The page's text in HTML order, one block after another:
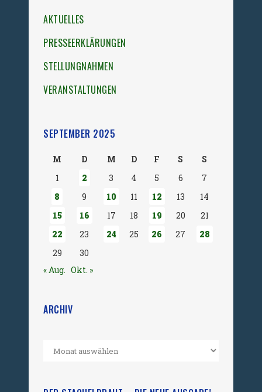
AKTUELLES
PRESSEERKLÄRUNGEN
STELLUNGNAHMEN
VERANSTALTUNGEN
SEPTEMBER 2025
M D M D F S
S
1
2 3 4 5 6
7
8
9 10 11 12 13
14
15
16 17 18 19 20
21
22
23 24 25 26 27
28
29
30
« Aug. Okt. »
ARCHIV